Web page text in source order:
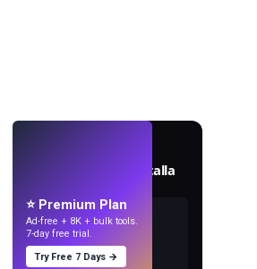
Crea fondos de pantalla
⭐ Premium Plan
Ad-free + 8K + bulk tools.
7-day free trial.
Try Free 7 Days →